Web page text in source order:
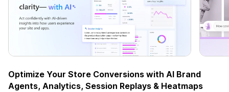
Optimize Your Store Conversions with AI Brand
Agents, Analytics, Session Replays & Heatmaps